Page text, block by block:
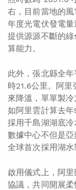
右，目前當地的
年度光電伏發電
提供源源不斷的
算能力。
此外，張北縣全
時21.6公里。阿
來降溫，單單製
如阿里雲計算去
採用千島湖湖底
數據中心不但是
全球首次採用湖水
啟用儀式上，阿
協議，共同開展